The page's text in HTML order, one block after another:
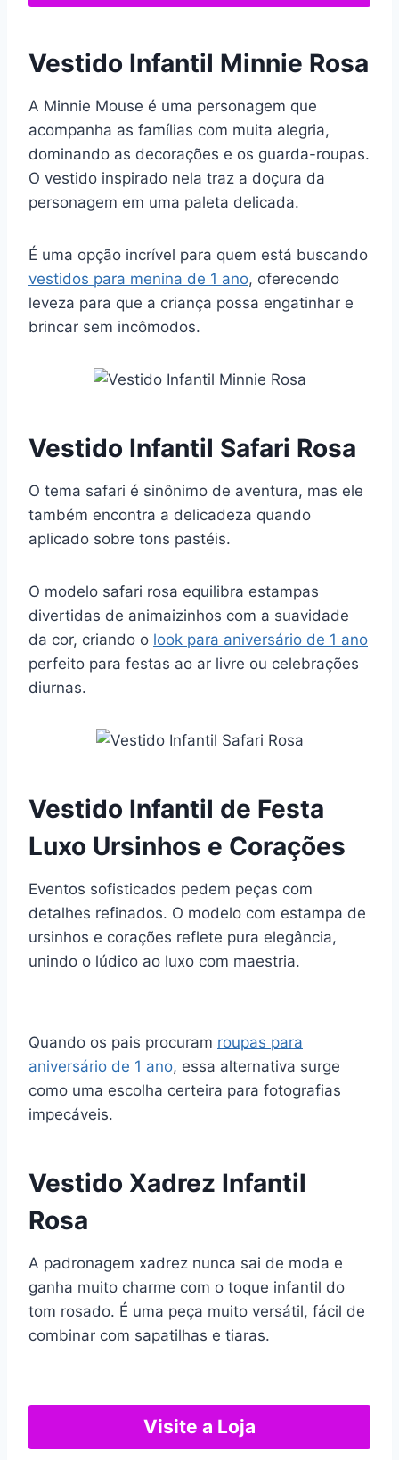
Vestido Infantil Minnie Rosa
A Minnie Mouse é uma personagem que
acompanha as famílias com muita alegria,
dominando as decorações e os guarda-roupas.
O vestido inspirado nela traz a doçura da
personagem em uma paleta delicada.
É uma opção incrível para quem está buscando
vestidos para menina de 1 ano, oferecendo
leveza para que a criança possa engatinhar e
brincar sem incômodos.
Vestido Infantil Safari Rosa
O tema safari é sinônimo de aventura, mas ele
também encontra a delicadeza quando
aplicado sobre tons pastéis.
O modelo safari rosa equilibra estampas
divertidas de animaizinhos com a suavidade
da cor, criando o look para aniversário de 1 ano
perfeito para festas ao ar livre ou celebrações
diurnas.
Vestido Infantil de Festa
Luxo Ursinhos e Corações
Eventos sofisticados pedem peças com
detalhes refinados. O modelo com estampa de
ursinhos e corações reflete pura elegância,
unindo o lúdico ao luxo com maestria.
Quando os pais procuram roupas para
aniversário de 1 ano, essa alternativa surge
como uma escolha certeira para fotografias
impecáveis.
Vestido Xadrez Infantil
Rosa
A padronagem xadrez nunca sai de moda e
ganha muito charme com o toque infantil do
tom rosado. É uma peça muito versátil, fácil de
combinar com sapatilhas e tiaras.
Visite a Loja